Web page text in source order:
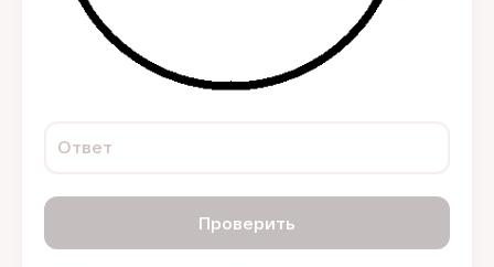
Ответ
Проверить